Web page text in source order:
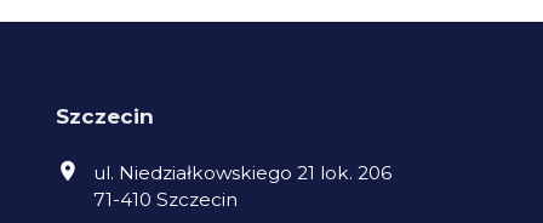
Szczecin
ul. Niedziałkowskiego 21 lok. 206
71-410 Szczecin